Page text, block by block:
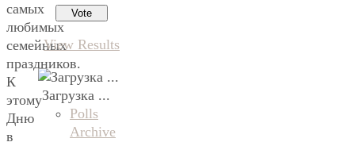
самых
любимых
семейных
праздников.
К
этому
Дню
в
View Results
Загрузка ...
Polls
Archive